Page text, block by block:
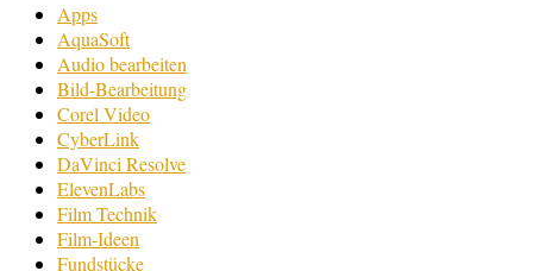
Apps
AquaSoft
Audio bearbeiten
Bild-Bearbeitung
Corel Video
CyberLink
DaVinci Resolve
ElevenLabs
Film Technik
Film-Ideen
Fundstücke